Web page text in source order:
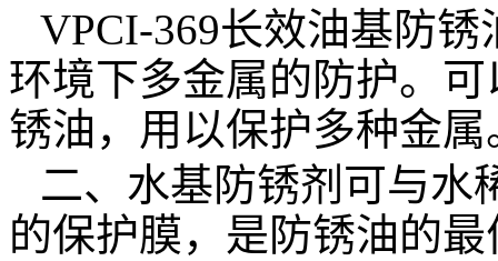
VPCI-369长效油基防锈
环境下多金属的防护。
锈油，用以保护多种金属
二、水基防锈剂可与水
的保护膜， 是防锈油的